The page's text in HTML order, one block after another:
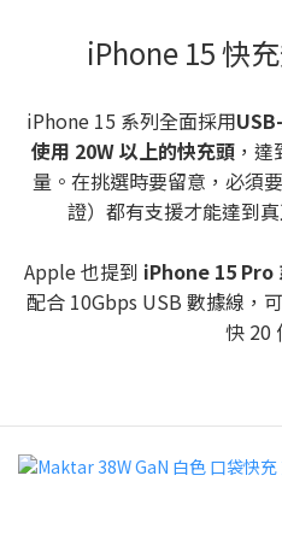
iPhone 15 快
iPhone 15 系列全面採用
使用 20W 以上的快充頭，達
量。在挑選時要留意，必須
證）都有支援才能達到
Apple 也提到 iPhone 15 Pro
配合 10Gbps USB 數據線，
快 20